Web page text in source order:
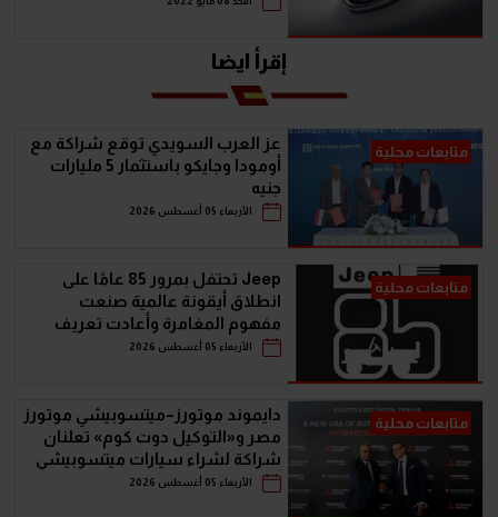
إقرأ ايضا
متابعات محلية
عز العرب السويدي توقع شراكة مع
أومودا وجايكو باستثمار 5 مليارات
جنيه
الأربعاء 05 أغسطس 2026
متابعات محلية
Jeep تحتفل بمرور 85 عامًا على
انطلاق أيقونة عالمية صنعت
مفهوم المغامرة وأعادت تعريف
سيارات الـ SUV
الأربعاء 05 أغسطس 2026
متابعات محلية
دايموند موتورز–ميتسوبيشي موتورز
مصر و«التوكيل دوت كوم» تعلنان
شراكة لشراء سيارات ميتسوبيشي
أونلاين
الأربعاء 05 أغسطس 2026